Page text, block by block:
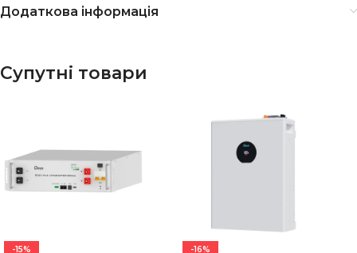
Додаткова інформація
Супутні товари
-15% -16%